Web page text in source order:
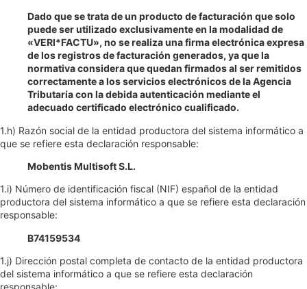
Dado que se trata de un producto de facturación que solo
puede ser utilizado exclusivamente en la modalidad de
«VERI*FACTU», no se realiza una firma electrónica expresa
de los registros de facturación generados, ya que la
normativa considera que quedan firmados al ser remitidos
correctamente a los servicios electrónicos de la Agencia
Tributaria con la debida autenticación mediante el
adecuado certificado electrónico cualificado.
1.h) Razón social de la entidad productora del sistema informático a
que se refiere esta declaración responsable:
Mobentis Multisoft S.L.
1.i) Número de identificación fiscal (NIF) español de la entidad
productora del sistema informático a que se refiere esta declaración
responsable:
B74159534
1.j) Dirección postal completa de contacto de la entidad productora
del sistema informático a que se refiere esta declaración